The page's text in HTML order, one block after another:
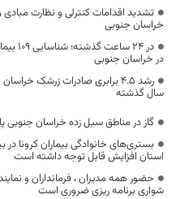
تشدید اقدامات کنترلی و نظارت
خراسان جنوبی
در 24
در خراسان جنوبی
رشد ۴.۵ برابری صادرات زرشک
سال گذشته
گاز در مناطق سیل زده خراسان جنوبی
بستری‌های خانوادگی بیماران کرونا در
استان افزایش قابل توجه داشته است
حضور همه مدیران ، فرمانداران و
شواری برنامه ریزی ضروری است